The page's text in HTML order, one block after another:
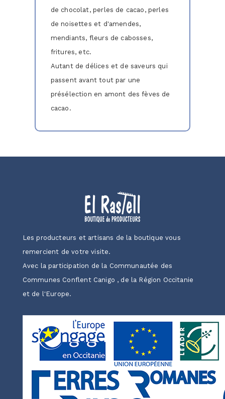
de chocolat, perles de cacao, perles
de noisettes et d'amendes,
mendiants, fleurs de cabosses,
fritures, etc.
Autant de délices et de saveurs qui
passent avant tout par une
présélection en amont des fèves de
cacao.
Les producteurs et artisans de la boutique vous
remercient de votre visite.
Avec la participation de la Communautée des
Communes Conflent Canigo , de la Région Occitanie
et de l'Europe.